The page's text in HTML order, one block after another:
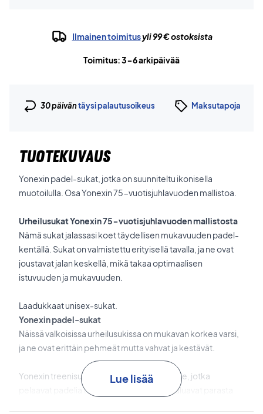
Ilmainen toimitusyli 99 € ostoksista
Toimitus: 3-6 arkipäivää
30 päiväntäysi palautusoikeus Maksutapoja
TUOTEKUVAUS
Yonexin padel-sukat, jotka on suunniteltu ikonisella
muotoilulla. Osa Yonexin 75-vuotisjuhlavuoden mallistoa.
Urheilusukat Yonexin 75-vuotisjuhlavuoden mallistosta
Nämä sukat jalassasi koet täydellisen mukavuuden padel-
kentällä. Sukat on valmistettu erityisellä tavalla, ja ne ovat
joustavat jalan keskellä, mikä takaa optimaalisen
istuvuuden ja mukavuuden.
Laadukkaat unisex-sukat.
Yonexin padel-sukat
Näissä valkoisissa urheilusukissa on mukavan korkea varsi,
ja ne ovat erittäin pehmeät mutta vahvat ja kestävät.
Yonexin treenisukat ovat loistava valinta niille, jotka
pelaavat padelia tai muita mailapelejä ja haluavat parasta
Lue lisää